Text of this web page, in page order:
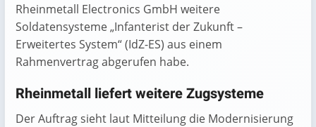
Rheinmetall Electronics GmbH weitere
Soldatensysteme „Infanterist der Zukunft –
Erweitertes System“ (IdZ-ES) aus einem
Rahmenvertrag abgerufen habe.
Rheinmetall liefert weitere Zugsysteme
Der Auftrag sieht laut Mitteilung die Modernisierung